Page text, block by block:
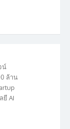
น์
ล้าน
ยี AI